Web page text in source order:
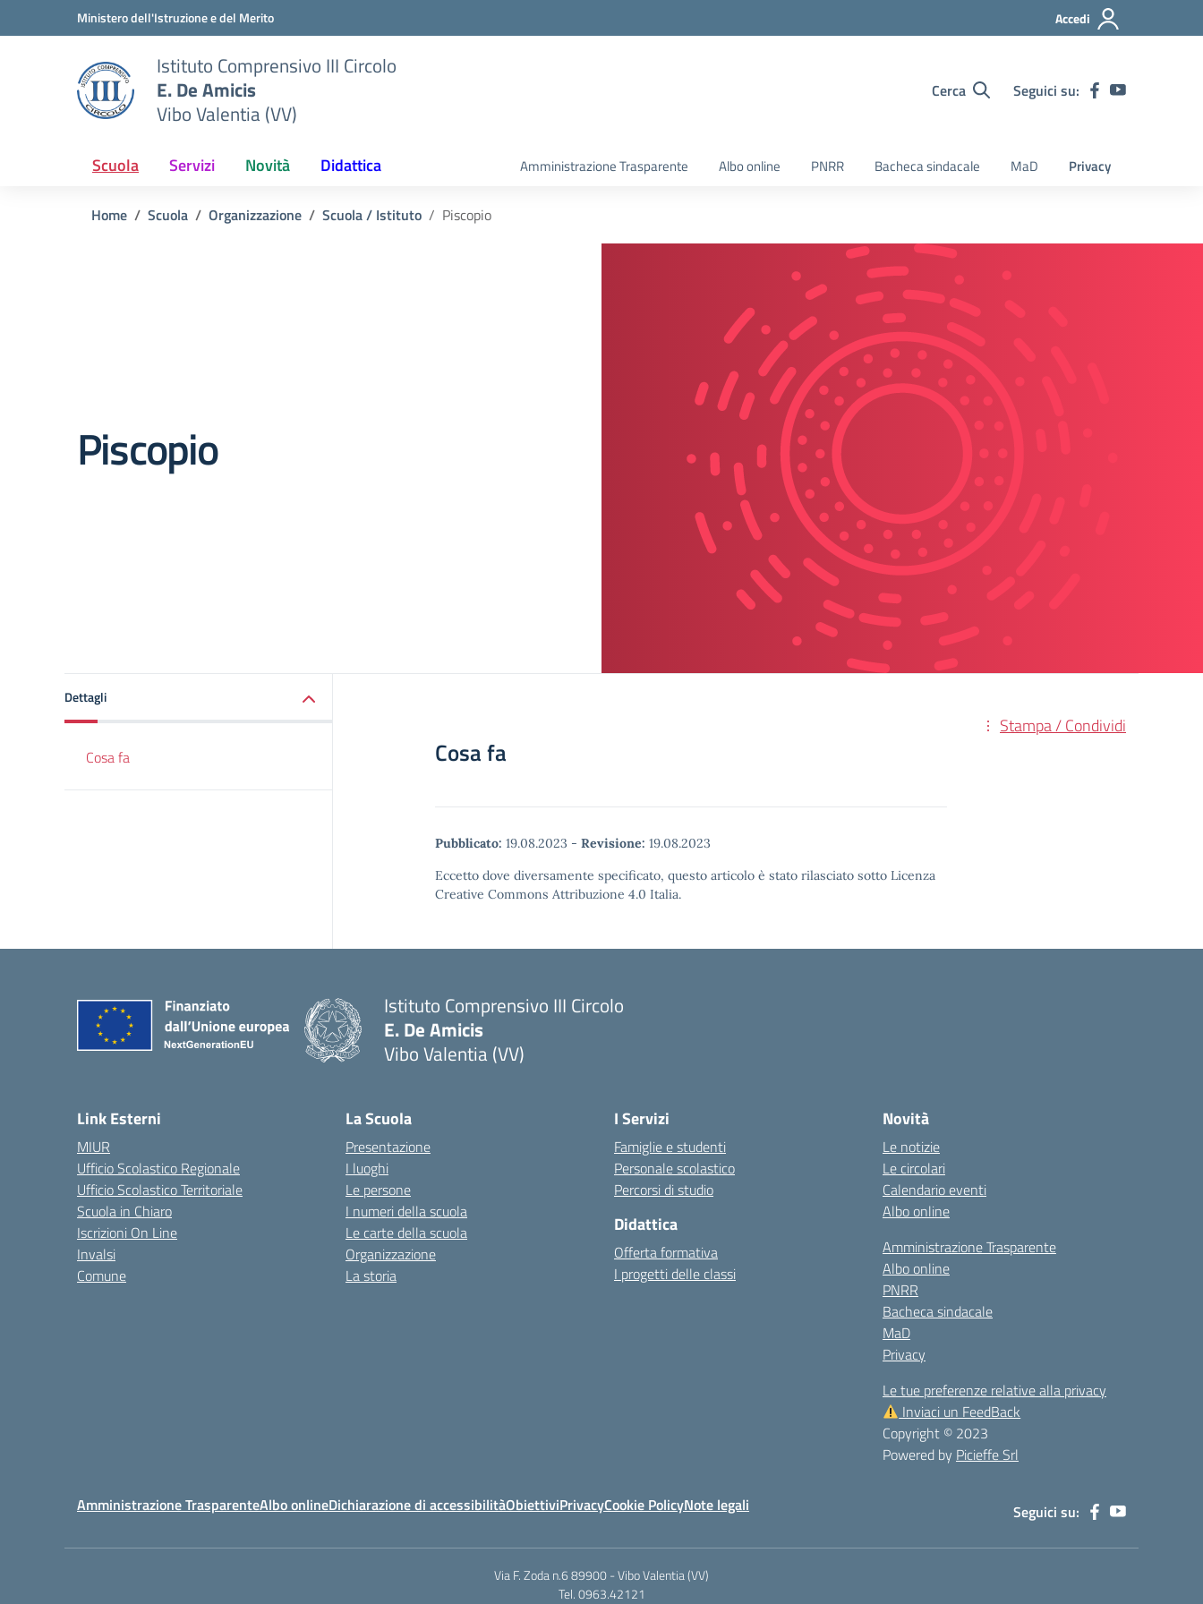
Vai ai contenuti
Vai al menu di navigazioneMinistero dell'Istruzione e del Merito Accedi
Istituto Comprensivo III Circolo
E. De Amicis
Vibo Valentia (VV)
Cerca Seguici su:
Scuola Servizi Novità Didattica Amministrazione Trasparente Albo online PNRR Bacheca sindacale MaD Privacy
Home Scuola Organizzazione Scuola / Istituto Piscopio
Piscopio
Dettagli
Cosa fa
Stampa / Condividi
Cosa fa
Pubblicato: 19.08.2023 - Revisione: 19.08.2023
Eccetto dove diversamente specificato, questo articolo è stato rilasciato sotto Licenza
Creative Commons Attribuzione 4.0 Italia.
Istituto Comprensivo III Circolo
E. De Amicis
Vibo Valentia (VV)
Link Esterni
MIUR
Ufficio Scolastico Regionale
Ufficio Scolastico Territoriale
Scuola in Chiaro
Iscrizioni On Line
Invalsi
Comune
La Scuola
Presentazione
I luoghi
Le persone
I numeri della scuola
Le carte della scuola
Organizzazione
La storia
I Servizi
Famiglie e studenti
Personale scolastico
Percorsi di studio
Didattica
Offerta formativa
I progetti delle classi
Novità
Le notizie
Le circolari
Calendario eventi
Albo online
Amministrazione Trasparente
Albo online
PNRR
Bacheca sindacale
MaD
Privacy
Le tue preferenze relative alla privacy
Inviaci un FeedBack
Copyright © 2023
Powered by Picieffe Srl
Amministrazione TrasparenteAlbo onlineDichiarazione di accessibilitàObiettiviPrivacyCookie PolicyNote legali Seguici su:
Via F. Zoda n.6 89900 - Vibo Valentia (VV)
Tel. 0963.42121